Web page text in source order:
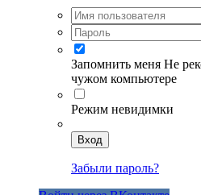
Запомнить меня Не
чужом компьютере
Режим невидимки
Вход
Забыли пароль?